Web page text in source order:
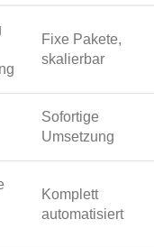
Fixe Pakete,
skalierbar
Sofortige
Umsetzung
Komplett
automatisiert